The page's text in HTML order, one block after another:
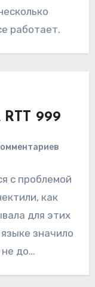
работает.
999
с проблемой
как
для этих
значило
до…